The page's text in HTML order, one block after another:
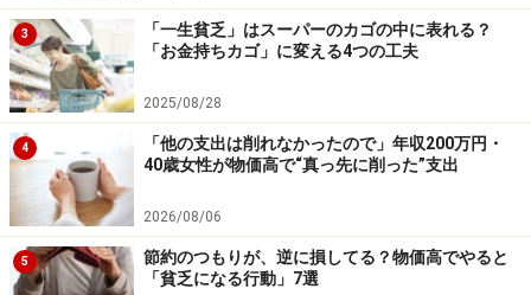
病気やケガは突然襲ってきます。年をとってからでは持
病が増え保険に入れない、高額になる、というケースが
非常に多くなります。結婚や子供の誕生、マイホーム取
得、といったライフイベント毎に検討していくのがいい
でしょう。
特に告知の必要な医療保険は、若くて健康な保険料の安
いうちに、終身で一本入っておくとその後困る事があり
ません。
3
「一生貧乏」はスーパーのカゴの中に表れる？
「お金持ちカゴ」に変える4つの工夫
2025/08/28
4
「他の支出は削れなかったので」年収200万円・
40歳女性が物価高で“真っ先に削った”支出
2026/08/06
5
節約のつもりが、逆に損してる？物価高でやると
「貧乏になる行動」7選